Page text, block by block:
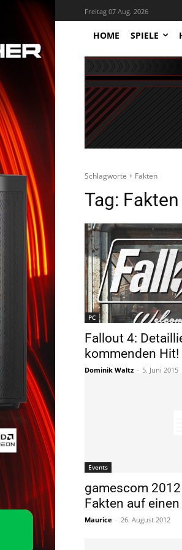
Freitag 07 Aug. 2026
HOME SPIELE
Schlagworte Fakten
Tag: Fakten
PC
Fallout 4:
kommenden Hit!
Dominik Waltz - 5. Juni 2015
Events
gamescom
Fakten auf
Maurice - 26. August 2012